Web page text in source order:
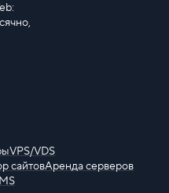
VPS/VDS
сайтовАренда серверов